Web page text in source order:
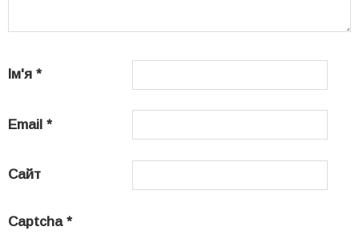
Ім'я *
Email *
Сайт
Captcha *